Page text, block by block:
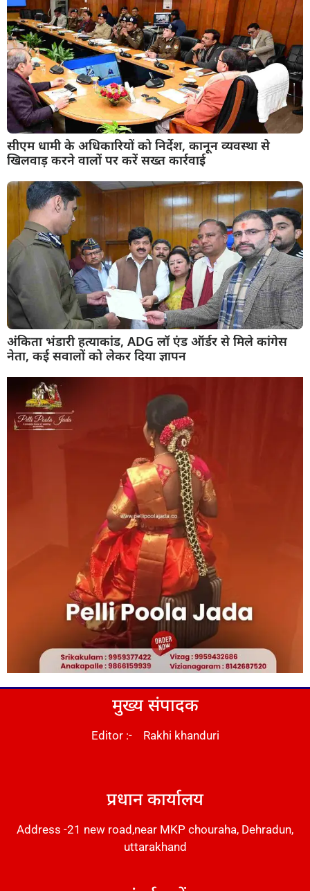
सीएम धामी के अधिकारियों को निर्देश, कानून व्यवस्था से
खिलवाड़ करने वालों पर करें सख्त कार्रवाई
अंकिता भंडारी हत्याकांड, ADG लॉ एंड ऑर्डर से मिले कांगेस
नेता, कई सवालों को लेकर दिया ज्ञापन
मुख्य संपादक
Editor :- Rakhi khanduri
प्रधान कार्यालय
Address -21 new road,near MKP chouraha, Dehradun,
uttarakhand